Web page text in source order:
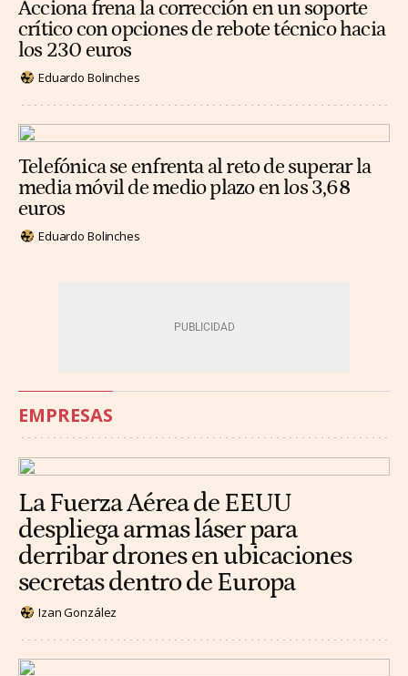
Acciona frena la corrección en un soporte
crítico con opciones de rebote técnico hacia
los 230 euros
Eduardo Bolinches
Telefónica se enfrenta al reto de superar la
media móvil de medio plazo en los 3,68
euros
Eduardo Bolinches
EMPRESAS
La Fuerza Aérea de EEUU
despliega armas láser para
derribar drones en ubicaciones
secretas dentro de Europa
Izan González